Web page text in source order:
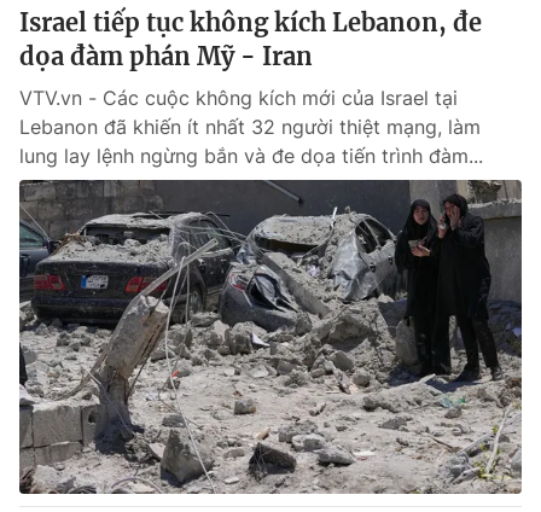
Israel tiếp tục không kích Lebanon, đe
dọa đàm phán Mỹ - Iran
VTV.vn - Các cuộc không kích mới của Israel tại
Lebanon đã khiến ít nhất 32 người thiệt mạng, làm
lung lay lệnh ngừng bắn và đe dọa tiến trình đàm...